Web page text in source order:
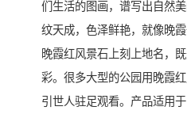
们生活的图画，谱写出自然
纹天成，色泽鲜艳，就像晚
晚霞红风景石上刻上地名，
彩。很多大型的公园用晚霞
引世人驻足观看。产品适用